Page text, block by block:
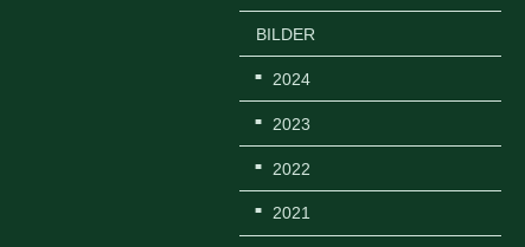
BILDER
2024
2023
2022
2021